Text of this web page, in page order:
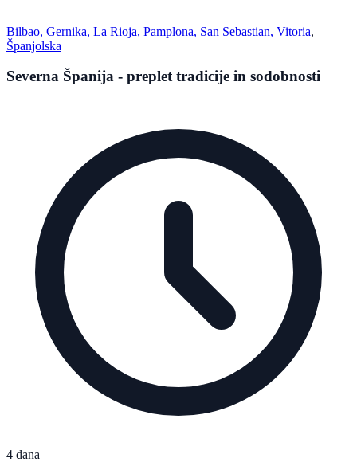
Bilbao, Gernika, La Rioja, Pamplona, San Sebastian, Vitoria,
Španjolska
Severna Španija - preplet tradicije in sodobnosti
4 dana